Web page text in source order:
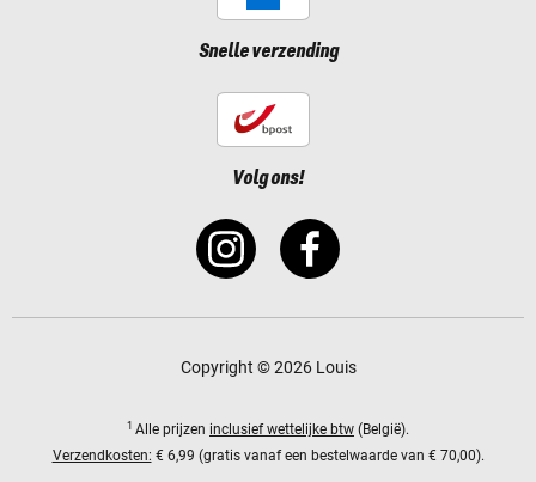
Snelle verzending
Volg ons!
Copyright © 2026 Louis
1 Alle prijzen inclusief wettelijke btw (België).
Verzendkosten: € 6,99 (gratis vanaf een bestelwaarde van € 70,00).